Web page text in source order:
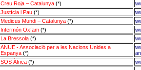
Creu Roja – Catalunya (*)
Justícia i Pau (*)
Medicus Mundi – Catalunya (*)
Intermón Oxfam (*)
La Bressola (*)
ANUE - Associació per a les Nacions Unides a
Espanya (*)
SOS Àfrica (*)